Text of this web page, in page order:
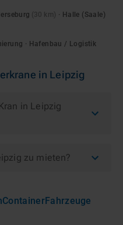
· Halle (Saale)
· Hafenbau / Logistik
in Leipzig
in Leipzig
zu mieten?
ContainerFahrzeuge